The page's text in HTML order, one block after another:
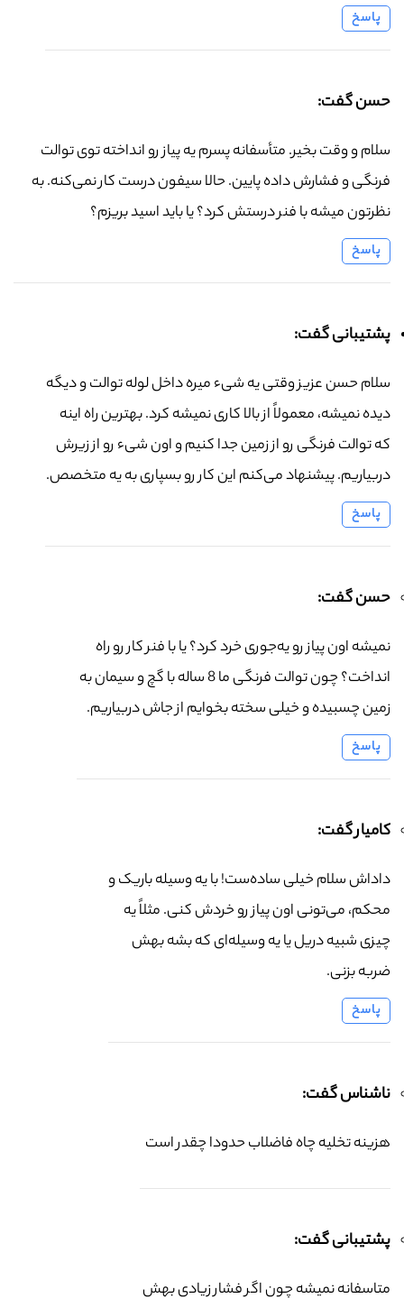
پاسخ
حسن گفت:
سلام و وقت بخیر. متأسفانه پسرم یه پیاز رو انداخته توی توالت
فرنگی و فشارش داده پایین. حالا سیفون درست کار نمی‌کنه. به
نظرتون میشه با فنر درستش کرد؟ یا باید اسید بریزم؟
پاسخ
پشتیبانی گفت:
سلام حسن عزیز وقتی یه شیء میره داخل لوله توالت و دیگه
دیده نمیشه، معمولاً از بالا کاری نمیشه کرد. بهترین راه اینه
که توالت فرنگی رو از زمین جدا کنیم و اون شیء رو از زیرش
دربیاریم. پیشنهاد می‌کنم این کار رو بسپاری به یه متخصص.
پاسخ
حسن گفت:
نمیشه اون پیاز رو یه‌جوری خرد کرد؟ یا با فنر کار رو راه
انداخت؟ چون توالت فرنگی ما 8 ساله با گچ و سیمان به
زمین چسبیده و خیلی سخته بخوایم از جاش دربیاریم.
پاسخ
کامیار گفت:
داداش سلام خیلی ساده‌ست! با یه وسیله باریک و
محکم، می‌تونی اون پیاز رو خردش کنی. مثلاً یه
چیزی شبیه دریل یا یه وسیله‌ای که بشه بهش
ضربه بزنی.
پاسخ
ناشناس گفت:
هزینه تخلیه چاه فاضلاب حدودا چقدر است
پشتیبانی گفت:
متاسفانه نمیشه چون اگر فشار زیادی بهش